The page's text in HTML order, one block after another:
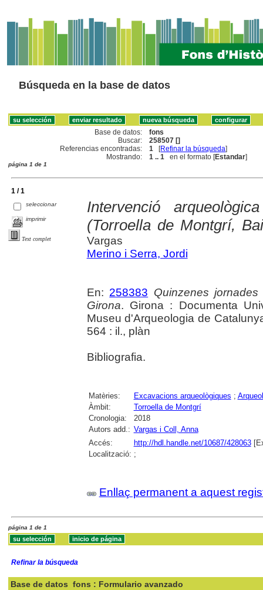
Búsqueda en la base de datos
Base de datos:
fons
Buscar:
258507 []
Referencias encontradas:
1 [Refinar la búsqueda]
Mostrando:
1 .. 1 en el formato [Estandar]
página 1 de 1
1 / 1
seleccionar
imprimir
Text complet
Intervenció
(Torroella de Montgrí,
Vargas
Merino i Serra, Jordi
En: 258383 Quinzenes
Girona. Girona : Documenta
Museu d'Arqueologia de
564 : il., plàn
Bibliografia.
Matèries: Excavacions arqueològiques ;
Àmbit:
Torroella de Montgrí
Cronologia:
2018
Autors add.: Vargas i Coll, Anna
Accés:
http://hdl.handle.net/10687/428063
Localització: ;
Enllaç permanent a aquest
página 1 de 1
Refinar la búsqueda
Base de datos fons : Formulario avanzado